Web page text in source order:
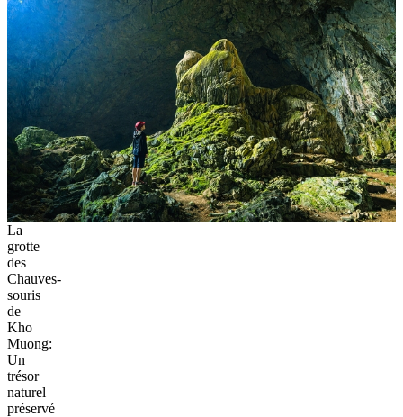
La
grotte
des
Chauves-
souris
de
Kho
Muong:
Un
trésor
naturel
préservé